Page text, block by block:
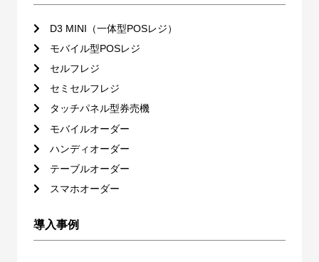
D3 MINI（一体型POSレジ）
モバイル型POSレジ
セルフレジ
セミセルフレジ
タッチパネル型券売機
モバイルオーダー
ハンディオーダー
テーブルオーダー
スマホオーダー
導入事例